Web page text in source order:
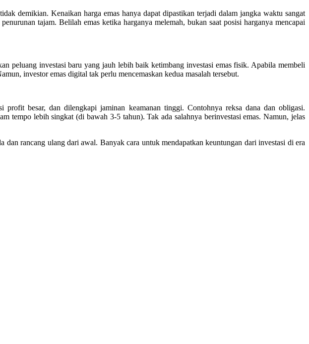
demikian. Kenaikan harga emas hanya dapat dipastikan terjadi dalam jangka waktu sangat
tajam. Belilah emas ketika harganya melemah, bukan saat posisi harganya mencapai
peluang investasi baru yang jauh lebih baik ketimbang investasi emas fisik. Apabila membeli
investor emas digital tak perlu mencemaskan kedua masalah tersebut.
profit besar, dan dilengkapi jaminan keamanan tinggi. Contohnya reksa dana dan obligasi.
tempo lebih singkat (di bawah 3-5 tahun). Tak ada salahnya berinvestasi emas. Namun, jelas
dan rancang ulang dari awal. Banyak cara untuk mendapatkan keuntungan dari investasi di era